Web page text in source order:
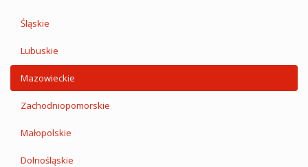
Śląskie
Lubuskie
Mazowieckie
Zachodniopomorskie
Małopolskie
Dolnośląskie